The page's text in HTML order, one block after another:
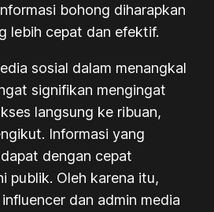
bohong diharapkan
lebih cepat dan efektif.
sosial dalam menangkal
signifikan mengingat
langsung ke ribuan,
Informasi yang
dengan cepat
publik. Oleh karena itu,
dan admin media